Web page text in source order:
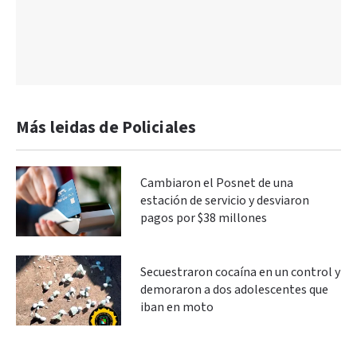
Más leidas de Policiales
Cambiaron el Posnet de una
estación de servicio y desviaron
pagos por $38 millones
Secuestraron cocaína en un control y
demoraron a dos adolescentes que
iban en moto